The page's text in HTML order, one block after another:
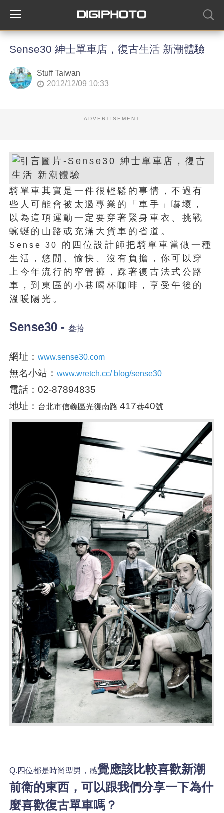
Sense30 紳士單車店，復古生活 新潮體驗
Stuff Taiwan
2012/12/09 10:33
ADVERTISEMENT
騎單車其實是一件很輕鬆的事情，不過有
些人可能會被太過專業的「車手」嚇壞，
以為這項運動一定要穿著緊身車衣、挑戰
蜿蜒的山路或充滿大貨車的省道。
Sense 30 的四位設計師把騎單車當做一種
生活，悠閒、愉快、沒有負擔，你可以穿
上今年流行的窄管褲，踩著復古法式公路
車，到東區的小巷喝杯咖啡，享受午後的
溫暖陽光。
Sense30 -叁拾
網址：www.sense30.com
無名小站：www.wretch.cc/ blog/sense30
電話：02-87894835
地址： 台北市信義區光復南路 417巷40號
Q.四位都是時尚型男，感覺應該比較喜歡新潮
前衛的東西，可以跟我們分享一下為什
麼喜歡復古單車嗎？